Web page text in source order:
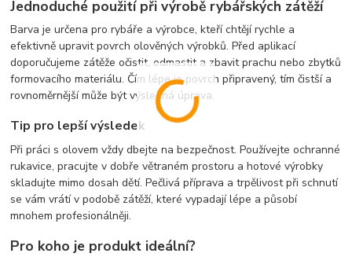
Jednoduché použití při výrobě rybářských zátěží
Barva je určena pro rybáře a výrobce, kteří chtějí rychle a
efektivně upravit povrch olověných výrobků. Před aplikací
doporučujeme zátěže očistit, odmastit a zbavit prachu nebo zbytků
formovacího materiálu. Čím lépe je povrch připravený, tím čistší a
rovnoměrnější může být výsledná úprava.
Tip pro lepší výsledek
Při práci s olovem vždy dbejte na bezpečnost. Používejte ochranné
rukavice, pracujte v dobře větraném prostoru a hotové výrobky
skladujte mimo dosah dětí. Pečlivá příprava a trpělivost při schnutí
se vám vrátí v podobě zátěží, které vypadají lépe a působí
mnohem profesionálněji.
Pro koho je produkt ideální?